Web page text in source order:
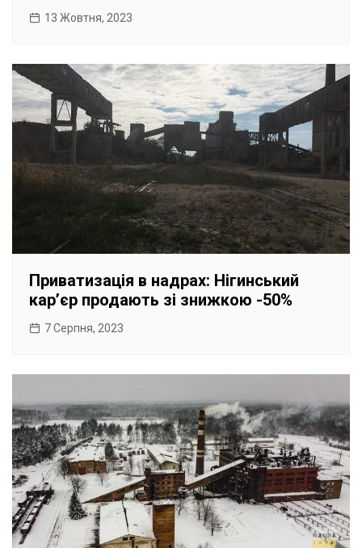
13 Жовтня, 2023
Приватизація в надрах: Нігинський
карʼєр продають зі знижкою -50%
7 Серпня, 2023